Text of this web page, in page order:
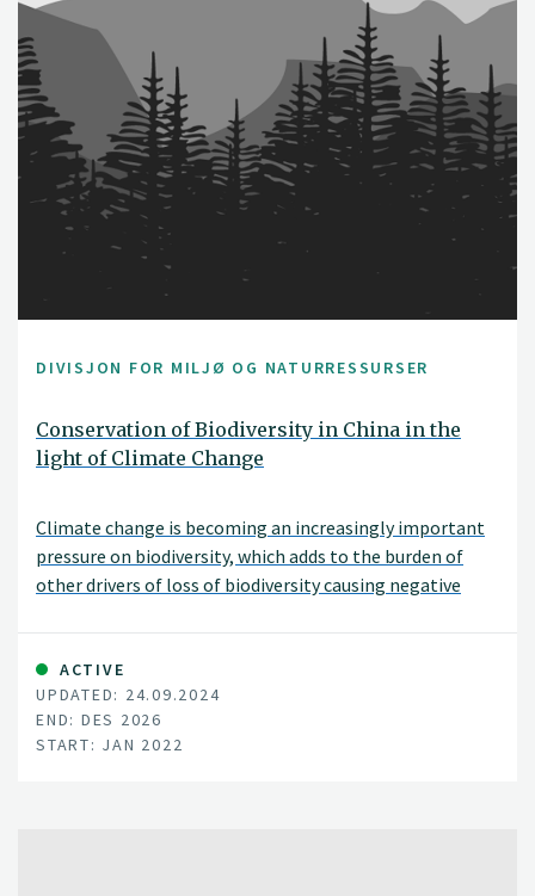
DIVISJON FOR MILJØ OG NATURRESSURSER
Conservation of Biodiversity in China in the
light of Climate Change
Climate change is becoming an increasingly important
pressure on biodiversity, which adds to the burden of
other drivers of loss of biodiversity causing negative
ACTIVE
UPDATED: 24.09.2024
END: DES 2026
START: JAN 2022